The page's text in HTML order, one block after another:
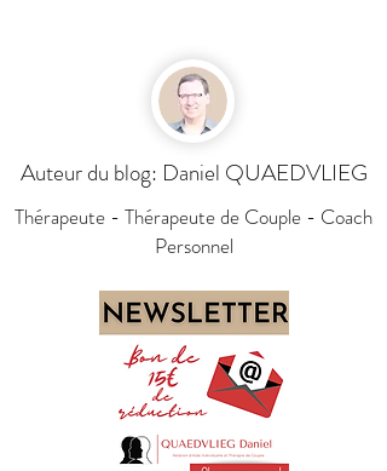
Auteur du blog: Daniel QUAEDVLIEG
Thérapeute - Thérapeute de Couple - Coach
Personnel